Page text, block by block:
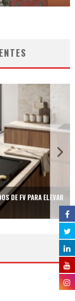
DE FV PARA ELEVAR